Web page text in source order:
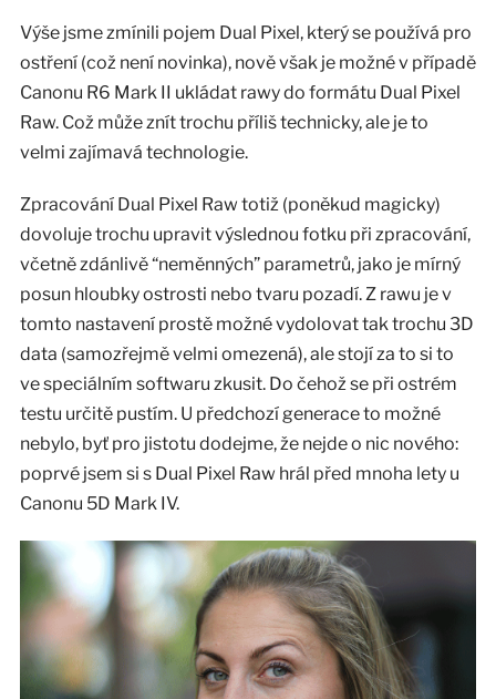
Výše jsme zmínili pojem Dual Pixel, který se používá pro
ostření (což není novinka), nově však je možné v případě
Canonu R6 Mark II ukládat rawy do formátu Dual Pixel
Raw. Což může znít trochu příliš technicky, ale je to
velmi zajímavá technologie.
Zpracování Dual Pixel Raw totiž (poněkud magicky)
dovoluje trochu upravit výslednou fotku při zpracování,
včetně zdánlivě “neměnných” parametrů, jako je mírný
posun hloubky ostrosti nebo tvaru pozadí. Z rawu je v
tomto nastavení prostě možné vydolovat tak trochu 3D
data (samozřejmě velmi omezená), ale stojí za to si to
ve speciálním softwaru zkusit. Do čehož se při ostrém
testu určitě pustím. U předchozí generace to možné
nebylo, byť pro jistotu dodejme, že nejde o nic nového:
poprvé jsem si s Dual Pixel Raw hrál před mnoha lety u
Canonu 5D Mark IV.